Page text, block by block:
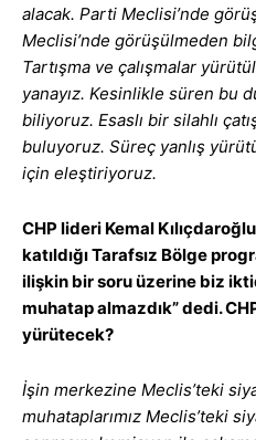
alacak. Parti Meclisi’nde
Meclisi’nde görüşülmeden
Tartışma ve çalışmalar
yanayız. Kesinlikle süren bu
biliyoruz. Esaslı bir silahlı
buluyoruz. Süreç yanlış
için eleştiriyoruz.
CHP lideri Kemal
katıldığı Tarafsız Bölge
ilişkin bir soru üzerine biz
muhatap almazdık” dedi.
yürütecek?
İşin merkezine Meclis’teki
muhataplarımız Meclis’teki